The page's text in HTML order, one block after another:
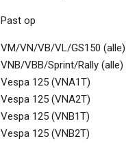
Past op
VM/VN/VB/VL/GS150 (alle)
VNB/VBB/Sprint/Rally (alle)
Vespa 125 (VNA1T)
Vespa 125 (VNA2T)
Vespa 125 (VNB1T)
Vespa 125 (VNB2T)